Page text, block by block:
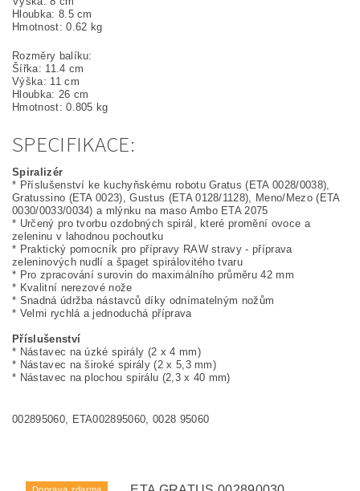
Hloubka: 8.5 cm
Hmotnost: 0.62 kg
Rozměry balíku:
Šířka: 11.4 cm
Výška: 11 cm
Hloubka: 26 cm
Hmotnost: 0.805 kg
SPECIFIKACE:
Spiralizér
* Příslušenství ke kuchyňskému robotu Gratus (ETA 0028/0038),
Gratussino (ETA 0023), Gustus (ETA 0128/1128), Meno/Mezo (ETA
0030/0033/0034) a mlýnku na maso Ambo ETA 2075
* Určený pro tvorbu ozdobných spirál, které promění ovoce a
zeleninu v lahodnou pochoutku
* Praktický pomocník pro přípravy RAW stravy - příprava
zeleninových nudlí a špaget spirálovitého tvaru
* Pro zpracování surovin do maximálního průměru 42 mm
* Kvalitní nerezové nože
* Snadná údržba nástavců díky odnímatelným nožům
* Velmi rychlá a jednoduchá příprava
Příslušenství
* Nástavec na úzké spirály (2 x 4 mm)
* Nástavec na široké spirály (2 x 5,3 mm)
* Nástavec na plochou spirálu (2,3 x 40 mm)
002895060, ETA002895060, 0028 95060